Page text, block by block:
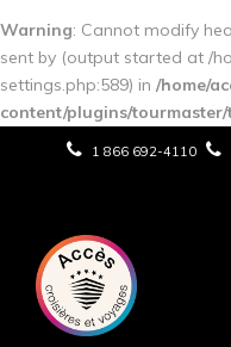
Warning: Cannot modify
sent by (output started at /
settings.php:589) in /home/
content/plugins/
1 866 692-4110